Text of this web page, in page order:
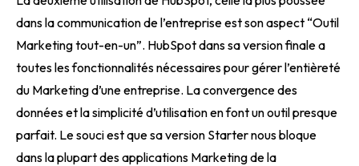
dans la communication de l’entreprise est son aspect “Outil
Marketing tout-en-un”. HubSpot dans sa version finale a
toutes les fonctionnalités nécessaires pour gérer l’entièreté
du Marketing d’une entreprise. La convergence des
données et la simplicité d’utilisation en font un outil presque
parfait. Le souci est que sa version Starter nous bloque
dans la plupart des applications Marketing de la